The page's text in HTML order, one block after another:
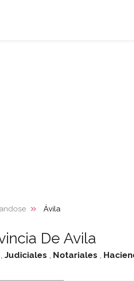
Ávila
De Avila
, Judiciales , Notariales ,